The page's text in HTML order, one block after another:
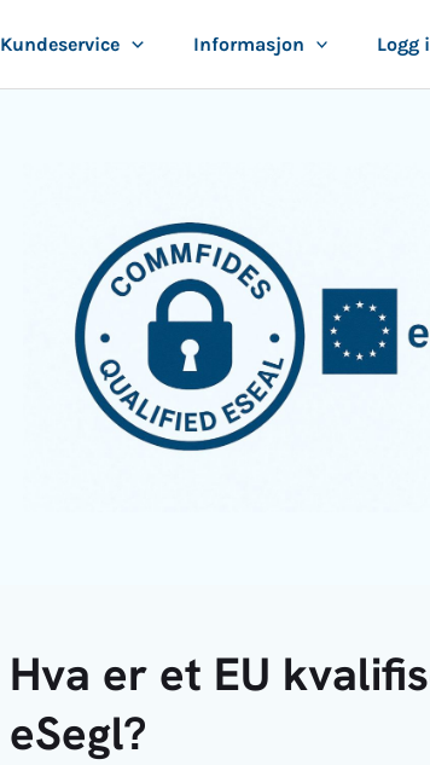
Kundeservice Informasjon Logg
Hva er et EU
eSegl?